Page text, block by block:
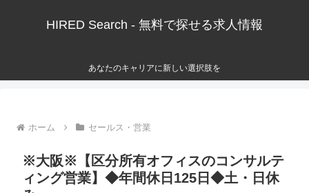
HIRED Search - 無料で探せる求人情報
あなたのキャリアに新しい選択肢を
ホーム セールス・営業
※大阪※【区分所有オフィスのコンサルテ
ィング営業】◆年間休日125日◆土・日休